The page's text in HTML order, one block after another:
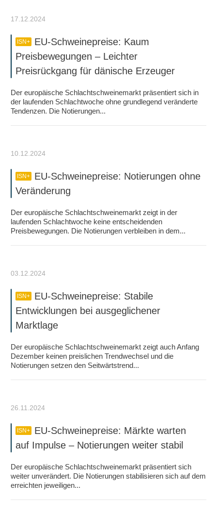
17.12.2024
ISN+
EU-Schweinepreise: Kaum
Preisbewegungen – Leichter
Preisrückgang für dänische Erzeuger
Der europäische Schlachtschweinemarkt präsentiert sich in
der laufenden Schlachtwoche ohne grundlegend veränderte
Tendenzen. Die Notierungen...
10.12.2024
ISN+
EU-Schweinepreise: Notierungen ohne
Veränderung
Der europäische Schlachtschweinemarkt zeigt in der
laufenden Schlachtwoche keine entscheidenden
Preisbewegungen. Die Notierungen verbleiben in dem...
03.12.2024
ISN+
EU-Schweinepreise: Stabile
Entwicklungen bei ausgeglichener
Marktlage
Der europäische Schlachtschweinemarkt zeigt auch Anfang
Dezember keinen preislichen Trendwechsel und die
Notierungen setzen den Seitwärtstrend...
26.11.2024
ISN+
EU-Schweinepreise: Märkte warten
auf Impulse – Notierungen weiter stabil
Der europäische Schlachtschweinemarkt präsentiert sich
weiter unverändert. Die Notierungen stabilisieren sich auf dem
erreichten jeweiligen...